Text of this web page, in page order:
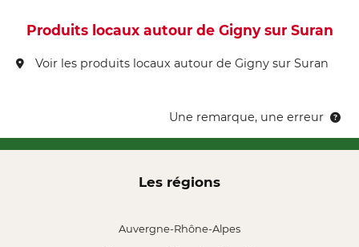
Produits locaux autour de Gigny sur Suran
Voir les produits locaux autour de Gigny sur Suran
Une remarque, une erreur
Les régions
Auvergne-Rhône-Alpes